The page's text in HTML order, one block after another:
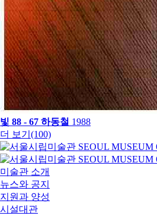
빛 88 - 67 하동철 1988
더 보기(100)
미술관 소개
뉴스와 공지
지원과 양성
시설대관